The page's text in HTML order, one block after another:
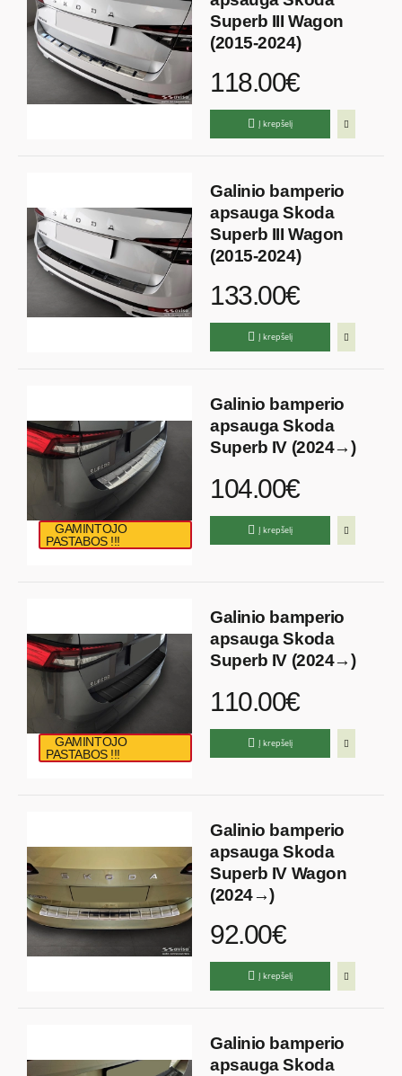
Superb III Wagon
(2015-2024)
118.00€
Į krepšelį
Galinio bamperio
apsauga Skoda
Superb III Wagon
(2015-2024)
133.00€
Į krepšelį
GAMINTOJO
PASTABOS !!!
Galinio bamperio
apsauga Skoda
Superb IV (2024→)
104.00€
Į krepšelį
GAMINTOJO
PASTABOS !!!
Galinio bamperio
apsauga Skoda
Superb IV (2024→)
110.00€
Į krepšelį
Galinio bamperio
apsauga Skoda
Superb IV Wagon
(2024→)
92.00€
Į krepšelį
Galinio bamperio
apsauga Skoda